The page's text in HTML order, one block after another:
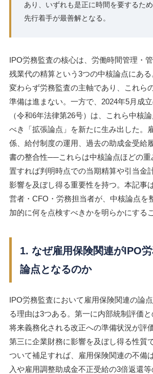
あり、いずれも是正に時間を要するた
先行着手が最善解となる。
IPO労務監査の核心は、労働時間管理・
残業代の精算という3つの中核論点にあ
変わらず労務監査の主軸であり、これら
準備は進まない。一方で、2024年5月成
（令和6年法律第26号）は、これら中核
べき「拡張論点」を新たに生み出した。
係、給付制度の運用、過去の助成金受給
書の整合性──これらは中核論点ほどの
置すれば判明時点での当期精算や引当金
影響を及ぼし得る重要性を持つ。本記事
営者・CFO・労務担当者が、中核論点を
加的に何を点検すべきかを明らかにする
1. なぜ雇用保険関連がIPO
論点となるのか
IPO労務監査において雇用保険関連の論
る理由は3つある。第一に内部統制評価
将来義務化される改正への準備状況が評
第三に企業財務に影響を及ぼし得る性質
ついて補足すれば、雇用保険関連の不備
入や雇用調整助成金不正受給の3倍返還